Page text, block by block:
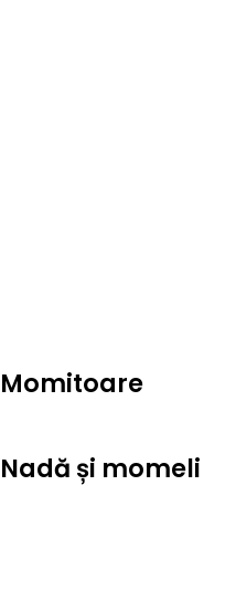
Momitoare
Nadă și momeli